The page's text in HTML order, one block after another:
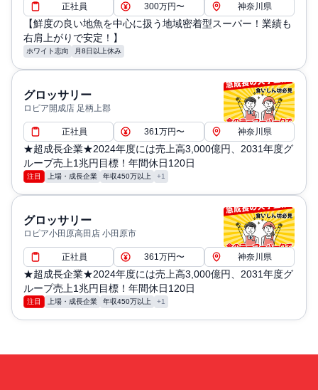
正社員 300万円〜 神奈川県
【鮮度の良い地魚を中心に扱う地域密着型スーパー！業績も
右肩上がりで安定！】
ホワイト志向 月8日以上休み
グロッサリー
ロピア開成店 足柄上郡
正社員 361万円〜 神奈川県
★超成長企業★2024年度には売上高3,000億円、2031年度グ
ループ売上1兆円目標！年間休日120日
注目 上場・成長企業 年収450万以上 +1
グロッサリー
ロピア小田原高田店 小田原市
正社員 361万円〜 神奈川県
★超成長企業★2024年度には売上高3,000億円、2031年度グ
ループ売上1兆円目標！年間休日120日
注目 上場・成長企業 年収450万以上 +1